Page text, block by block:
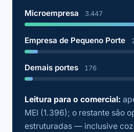
Microempresa 3.447
Empresa de Pequeno Porte
Demais portes 176
Leitura para o comercial:
MEI (1.396); o restante são
estruturadas — inclusive